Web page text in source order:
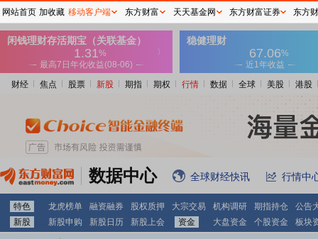
财经 焦点 股票 新股 期指 期权 行情 数据 全球 美股 港股
数据中心 全球财经快讯 行情中
特色 龙虎榜单 融资融券 股权质押 大宗交易 机构调研 期指持仓
公告
新股
新股申购 新股日历 新股上会 资金 大盘资金 个股资金 板块
网站首页 加收藏 移动客户端 东方财富 天天基金网 东方财富证券 东方